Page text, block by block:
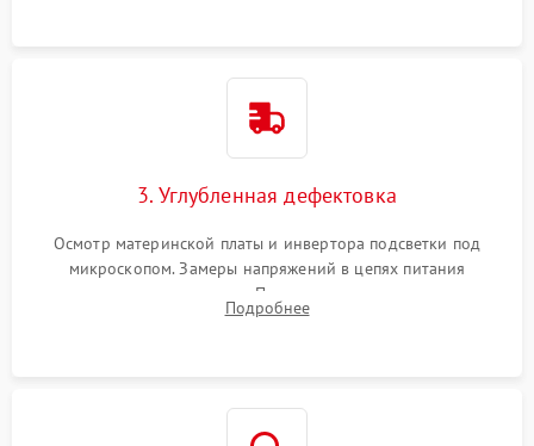
3. Углубленная дефектовка
Осмотр материнской платы и инвертора подсветки под
микроскопом. Замеры напряжений в цепях питания
процессора и видеокарты. Проверка состояния жесткого
диска и оперативной памяти с помощью POST-карт и
Подробнее